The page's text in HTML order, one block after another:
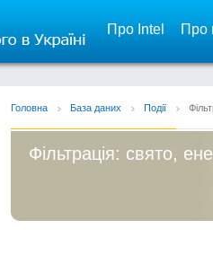
Про Intel Про
Головна База даних Події
Фільтрація: свято,